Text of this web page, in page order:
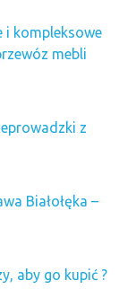
i kompleksowe
mebli
z
Białołęka –
aby go kupić ?